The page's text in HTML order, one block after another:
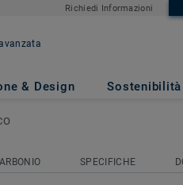
Richiedi Informazioni
& Design Sostenibilità
MULTICO
SPECIFICHE